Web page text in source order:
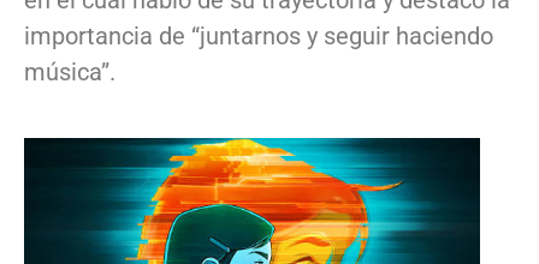
importancia de “juntarnos y seguir haciendo
música”.